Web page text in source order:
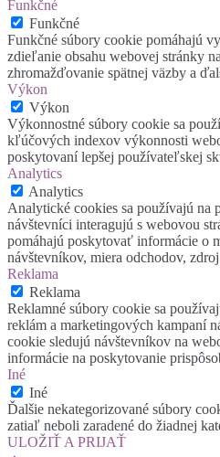
Funkčné
Funkčné
Funkčné súbory cookie pomáhajú
zdieľanie obsahu webovej stránky
zhromažďovanie spätnej väzby a
Výkon
Výkon
Výkonnostné súbory cookie sa
kľúčových indexov výkonnosti
poskytovaní lepšej používateľskej
Analytics
Analytics
Analytické cookies sa používajú na
návštevníci interagujú s webovou
pomáhajú poskytovať informácie o
návštevníkov, miera odchodov,
Reklama
Reklama
Reklamné súbory cookie sa
reklám a marketingových kampaní
cookie sledujú návštevníkov na
informácie na poskytovanie
Iné
Iné
Ďalšie nekategorizované súbory
zatiaľ neboli zaradené do žiadnej
ULOŽIŤ A PRIJAŤ